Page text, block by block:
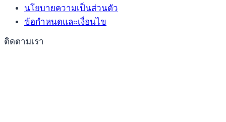
นโยบายความเป็นส่วนตัว
ข้อกำหนดและเงื่อนไข
ติดตามเรา